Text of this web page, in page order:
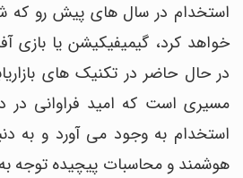
استخدام در سال های پیش رو که
خواهد کرد، گیمیفیکیشن یا بازی
در حال حاضر در تکنیک های
مسیری است که امید فراوانی
استخدام به وجود می آورد و به
هوشمند و محاسبات پیچیده توجه به